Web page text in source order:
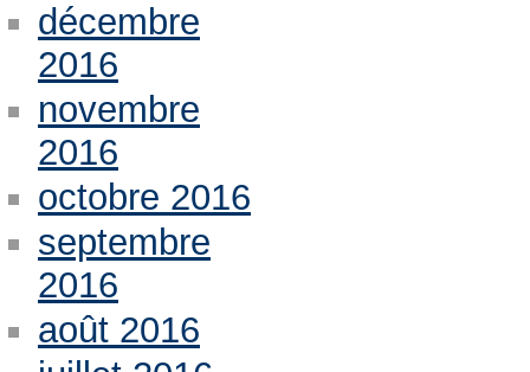
décembre
2016
novembre
2016
octobre 2016
septembre
2016
août 2016